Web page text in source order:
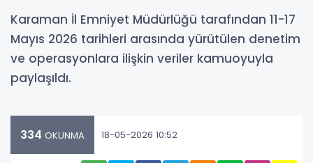
Karaman İl Emniyet Müdürlüğü tarafından 11-17
Mayıs 2026 tarihleri arasında yürütülen denetim
ve operasyonlara ilişkin veriler kamuoyuyla
paylaşıldı.
334 OKUNMA 18-05-2026 10:52